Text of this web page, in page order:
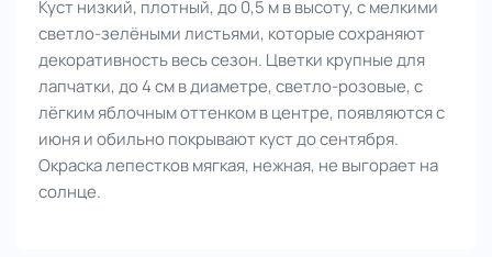
Куст низкий, плотный, до 0,5 м в высоту, с мелкими
светло-зелёными листьями, которые сохраняют
декоративность весь сезон. Цветки крупные для
лапчатки, до 4 см в диаметре, светло-розовые, с
лёгким яблочным оттенком в центре, появляются с
июня и обильно покрывают куст до сентября.
Окраска лепестков мягкая, нежная, не выгорает на
солнце.